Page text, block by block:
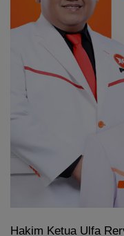
Hakim Ketua Ulfa